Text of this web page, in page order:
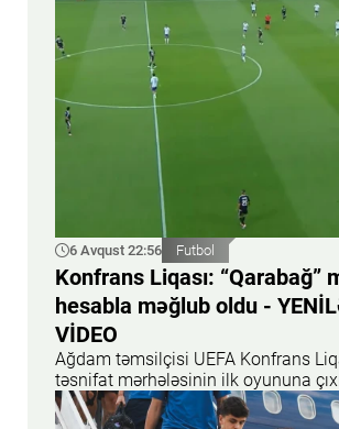
6 Avqust 22:56 Futbol
Konfrans Liqası: “Qarabağ”
hesabla məğlub oldu -
VİDEO
Ağdam təmsilçisi UEFA Konfrans
təsnifat mərhələsinin ilk oyununa